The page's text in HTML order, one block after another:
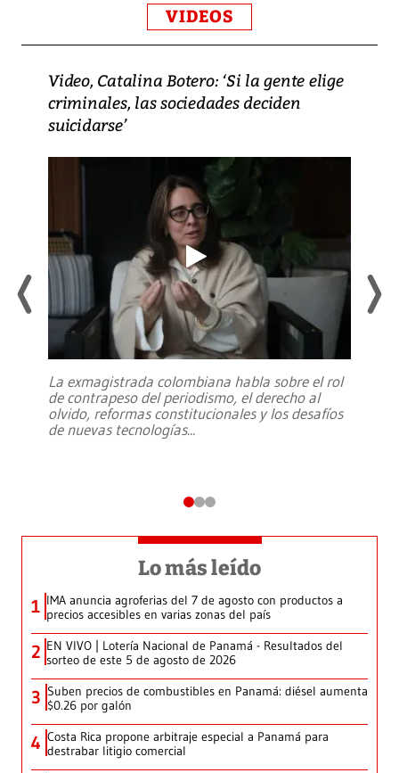
VIDEOS
Video, Catalina Botero: ‘Si la gente elige
criminales, las sociedades deciden
suicidarse’
La exmagistrada colombiana habla sobre el rol
de contrapeso del periodismo, el derecho al
olvido, reformas constitucionales y los desafíos
de nuevas tecnologías...
Lo más leído
1 IMA anuncia agroferias del 7 de agosto con productos a
precios accesibles en varias zonas del país
2 EN VIVO | Lotería Nacional de Panamá - Resultados del
sorteo de este 5 de agosto de 2026
3 Suben precios de combustibles en Panamá: diésel aumenta
$0.26 por galón
4 Costa Rica propone arbitraje especial a Panamá para
destrabar litigio comercial